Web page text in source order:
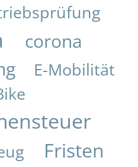
corona
E-Mobilität
Fristen